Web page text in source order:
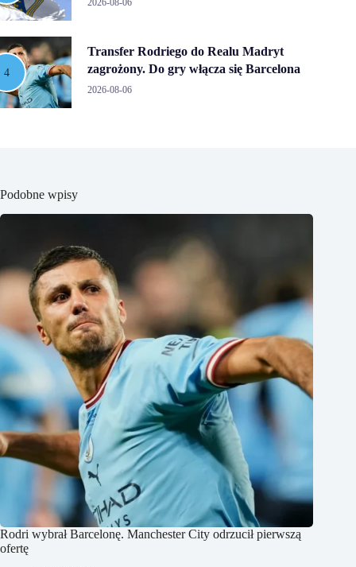
2026-08-06
Transfer Rodriego do Realu Madryt
zagrożony. Do gry włącza się Barcelona
2026-08-06
Podobne wpisy
Rodri wybrał Barcelonę. Manchester City odrzucił pierwszą
ofertę